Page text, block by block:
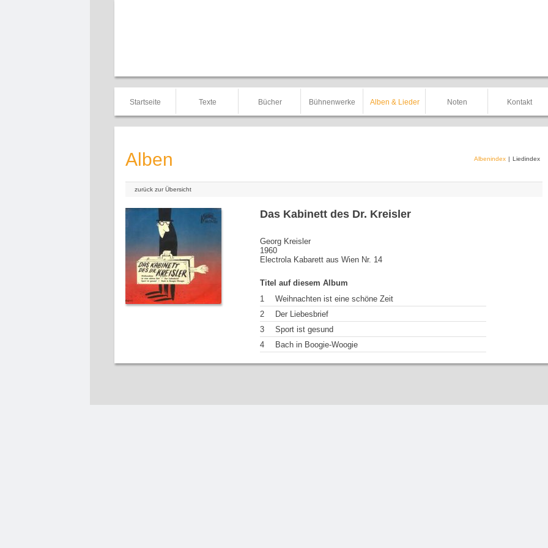
Startseite Texte Bücher Bühnenwerke Alben & Lieder Noten Kontakt
Alben Albenindex | Liedindex
zurück zur Übersicht
Das Kabinett des Dr. Kreisler
Georg Kreisler
1960
Electrola Kabarett aus Wien Nr. 14
Titel auf diesem Album
1
Weihnachten ist eine schöne Zeit
2
Der Liebesbrief
3
Sport ist gesund
4
Bach in Boogie-Woogie